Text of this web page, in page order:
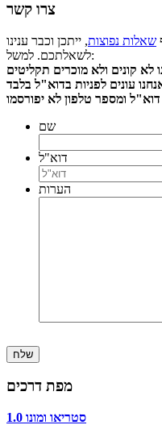
צרו קשר
שאלות נפוצות, ייתכן וכבר ענינו
לשאלתכם. למשל:
שם
דוא"ל
הערות
מפת דרכים
סטריאו ומונו 1.0